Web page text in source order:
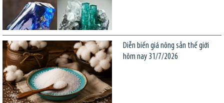
Diễn biến giá nông sản thế giới
hôm nay 31/7/2026